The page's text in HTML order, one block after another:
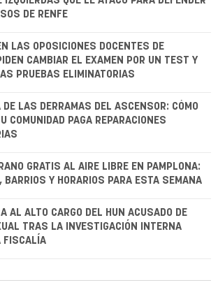
DE RENFE
LAS OPOSICIONES DOCENTES DE
CAMBIAR EL EXAMEN POR UN TEST Y
PRUEBAS ELIMINATORIAS
DE LAS DERRAMAS DEL ASCENSOR: CÓMO
COMUNIDAD PAGA REPARACIONES
GRATIS AL AIRE LIBRE EN PAMPLONA:
BARRIOS Y HORARIOS PARA ESTA SEMANA
AL ALTO CARGO DEL HUN ACUSADO DE
TRAS LA INVESTIGACIÓN INTERNA
FISCALÍA